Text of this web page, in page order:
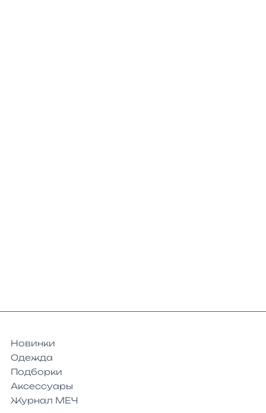
Новинки
Одежда
Подборки
Аксессуары
Журнал МЕЧ